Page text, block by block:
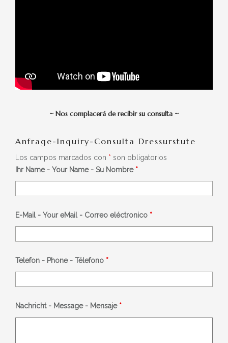
~ Nos complacerá de recibir su consulta ~
Anfrage-Inquiry-Consulta Dressurstute
Los campos marcados con * son obligatorios
Ihr Name - Your Name - Su Nombre *
E-Mail - Your eMail - Correo eléctronico *
Telefon - Phone - Télefono *
Nachricht - Message - Mensaje *